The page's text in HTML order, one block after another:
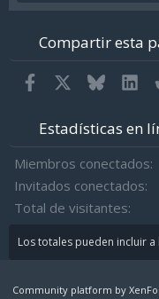
Compartir esta
Facebook Bluesky
Estadísticas en
Miembros conectados
Invitados conectados
Total de visitantes
Los totales pueden incluir
Community platform by